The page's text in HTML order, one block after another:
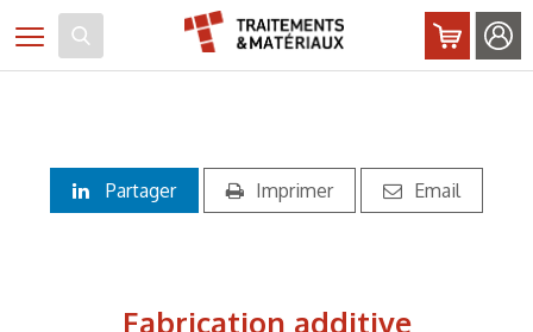
Toggle navigation
Partager Imprimer Email
Fabrication additive
Panneau de gestion des cookies